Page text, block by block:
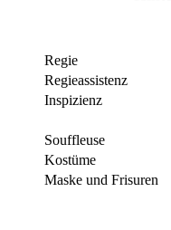
Regie
Regieassistenz
Inspizienz
Souffleuse
Kostüme
Maske und Frisuren